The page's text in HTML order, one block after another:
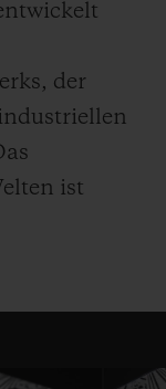
der
ist
Liebhaber
die Nähe